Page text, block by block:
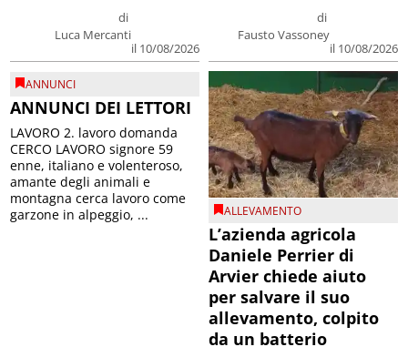
di
Luca Mercanti
il 10/08/2026
di
Fausto Vassoney
il 10/08/2026
ANNUNCI
ANNUNCI DEI LETTORI
LAVORO 2. lavoro domanda
CERCO LAVORO signore 59
enne, italiano e volenteroso,
amante degli animali e
montagna cerca lavoro come
garzone in alpeggio, ...
ALLEVAMENTO
L’azienda agricola
Daniele Perrier di
Arvier chiede aiuto
per salvare il suo
allevamento, colpito
da un batterio